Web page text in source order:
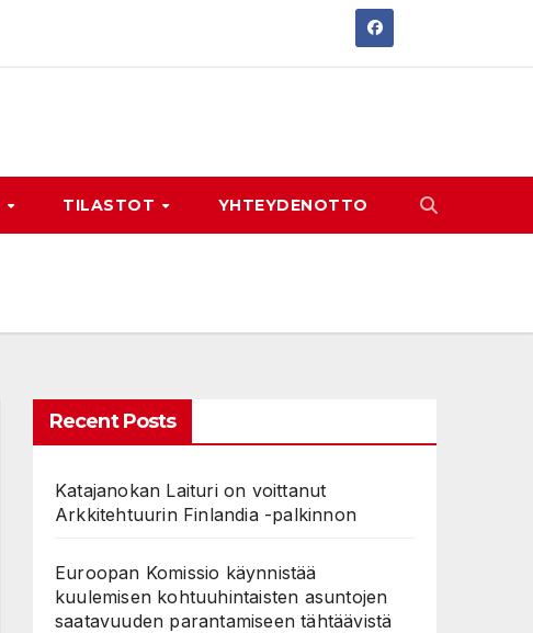
TILASTOT YHTEYDENOTTO
Recent Posts
Katajanokan Laituri on voittanut
Arkkitehtuurin Finlandia -palkinnon
Euroopan Komissio käynnistää
kuulemisen kohtuuhintaisten asuntojen
saatavuuden parantamiseen tähtäävistä